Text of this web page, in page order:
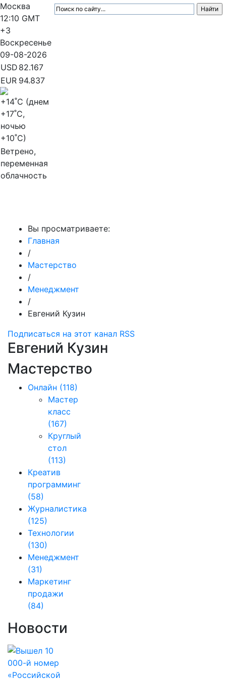
Москва
12:10 GMT
+3
Воскресенье
09-08-2026
USD 82.167
EUR 94.837
+14˚C (днем
+17˚C,
ночью
+10˚C)
Ветрено,
переменная
облачность
Вы просматриваете:
Главная
/
Мастерство
/
Менеджмент
/
Евгений Кузин
Подписаться на этот канал RSS
Евгений Кузин
Мастерство
Онлайн (118)
Мастер
класс
(167)
Круглый
стол
(113)
Креатив
программинг
(58)
Журналистика
(125)
Технологии
(130)
Менеджмент
(31)
Маркетинг
продажи
(84)
Новости